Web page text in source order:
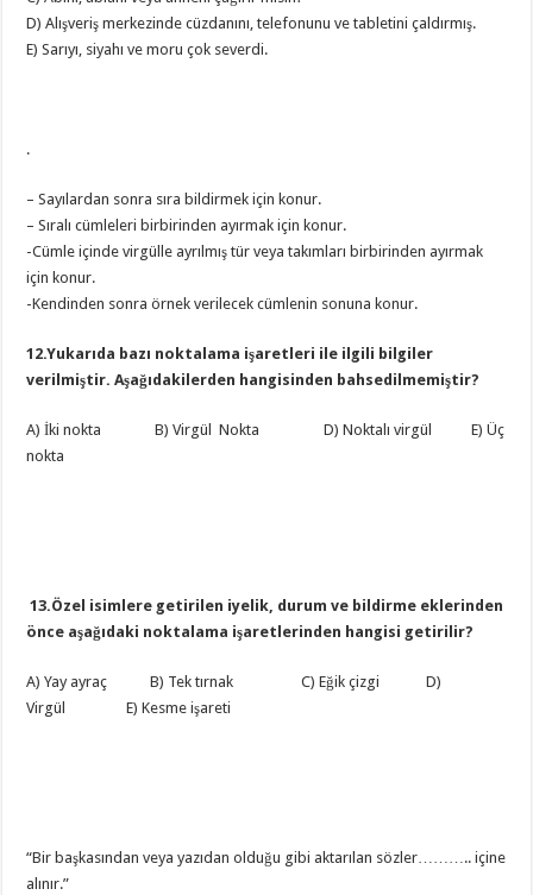
D) Alışveriş merkezinde cüzdanını, telefonunu ve tabletini çaldırmış.
E) Sarıyı, siyahı ve moru çok severdi.
.
– Sayılardan sonra sıra bildirmek için konur.
– Sıralı cümleleri birbirinden ayırmak için konur.
-Cümle içinde virgülle ayrılmış tür veya takımları birbirinden ayırmak
için konur.
-Kendinden sonra örnek verilecek cümlenin sonuna konur.
12.Yukarıda bazı noktalama işaretleri ile ilgili bilgiler
verilmiştir. Aşağıdakilerden hangisinden bahsedilmemiştir?
A) İki nokta B) Virgül Nokta D) Noktalı virgül E) Üç
nokta
13.Özel isimlere getirilen iyelik, durum ve bildirme eklerinden
önce aşağıdaki noktalama işaretlerinden hangisi getirilir?
A) Yay ayraç B) Tek tırnak C) Eğik çizgi D)
Virgül E) Kesme işareti
“Bir başkasından veya yazıdan olduğu gibi aktarılan sözler……….. içine
alınır.”